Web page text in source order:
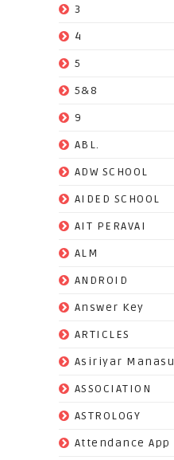
3
4
5
5&8
9
ABL.
ADW SCHOOL
AIDED SCHOOL
AIT PERAVAI
ALM
ANDROID
Answer Key
ARTICLES
Asiriyar Manasu
ASSOCIATION
ASTROLOGY
Attendance App